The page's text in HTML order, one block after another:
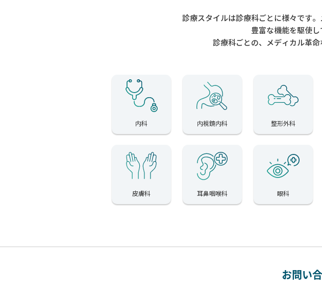
診療スタイルは診療科ごとに様々です
豊富な機能を駆使し
診療科ごとの、メディカル革
内科 内視鏡内科 整形外科
皮膚科 耳鼻咽喉科 眼科
お問い